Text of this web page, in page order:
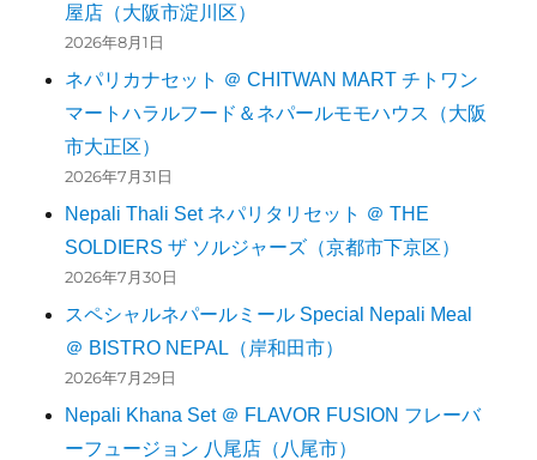
屋店（大阪市淀川区）
2026年8月1日
ネパリカナセット ＠ CHITWAN MART チトワン
マートハラルフード＆ネパールモモハウス（大阪
市大正区）
2026年7月31日
Nepali Thali Set ネパリタリセット ＠ THE
SOLDIERS ザ ソルジャーズ（京都市下京区）
2026年7月30日
スペシャルネパールミール Special Nepali Meal
＠ BISTRO NEPAL（岸和田市）
2026年7月29日
Nepali Khana Set ＠ FLAVOR FUSION フレーバ
ーフュージョン 八尾店（八尾市）